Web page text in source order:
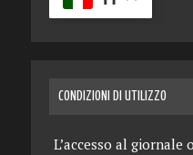
CONDIZIONI DI UTILIZZO
L’accesso al giornale